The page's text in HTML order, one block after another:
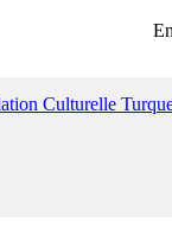
Culturelle